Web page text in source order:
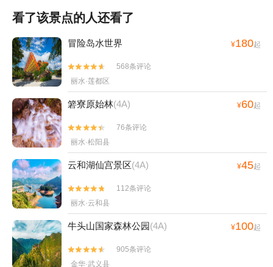
看了该景点的人还看了
冒险岛水世界 ¥180起


568条评论
丽水·莲都区
箬寮原始林(4A) ¥60起


76条评论
丽水·松阳县
云和湖仙宫景区(4A) ¥45起


112条评论
丽水·云和县
牛头山国家森林公园(4A) ¥100起


905条评论
金华·武义县